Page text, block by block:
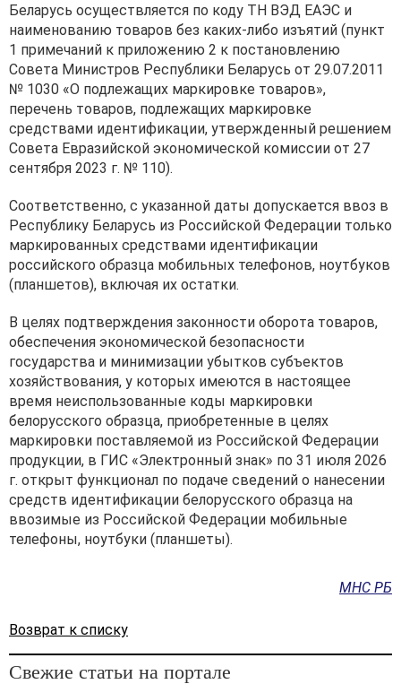
Беларусь осуществляется по коду ТН ВЭД ЕАЭС и
наименованию товаров без каких-либо изъятий (пункт
1 примечаний к приложению 2 к постановлению
Совета Министров Республики Беларусь от 29.07.2011
№ 1030 «О подлежащих маркировке товаров»,
перечень товаров, подлежащих маркировке
средствами идентификации, утвержденный решением
Совета Евразийской экономической комиссии от 27
сентября 2023 г. № 110).
Соответственно, с указанной даты допускается ввоз в
Республику Беларусь из Российской Федерации только
маркированных средствами идентификации
российского образца мобильных телефонов, ноутбуков
(планшетов), включая их остатки.
В целях подтверждения законности оборота товаров,
обеспечения экономической безопасности
государства и минимизации убытков субъектов
хозяйствования, у которых имеются в настоящее
время неиспользованные коды маркировки
белорусского образца, приобретенные в целях
маркировки поставляемой из Российской Федерации
продукции, в ГИС «Электронный знак» по 31 июля 2026
г. открыт функционал по подаче сведений о нанесении
средств идентификации белорусского образца на
ввозимые из Российской Федерации мобильные
телефоны, ноутбуки (планшеты).
МНС РБ
Возврат к списку
Свежие статьи на портале